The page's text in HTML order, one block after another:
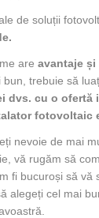
de soluții
are avantaje și
trebuie să
dvs. cu o ofertă
fotovoltaic
nevoie de mai
vă rugăm să
fi bucuroși să vă
alegeți cel mai